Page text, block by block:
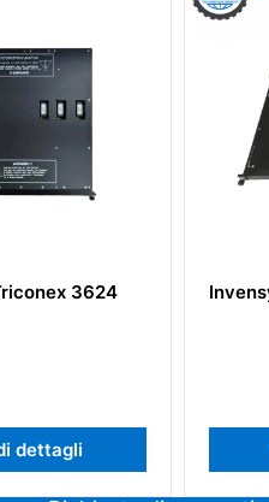
Invensys Triconex 4329